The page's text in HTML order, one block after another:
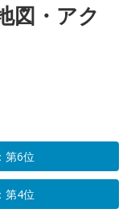
図・アク
第6位
第4位